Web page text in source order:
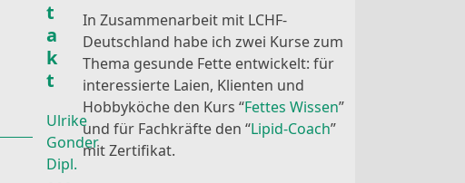
In Zusammenarbeit mit LCHF-
Deutschland habe ich zwei Kurse zum
Thema gesunde Fette entwickelt: für
interessierte Laien, Klienten und
Hobbyköche den Kurs “Fettes Wissen”
und für Fachkräfte den “Lipid-Coach”
mit Zertifikat.
t
a
k
t
Ulrike
Gonder
Dipl.